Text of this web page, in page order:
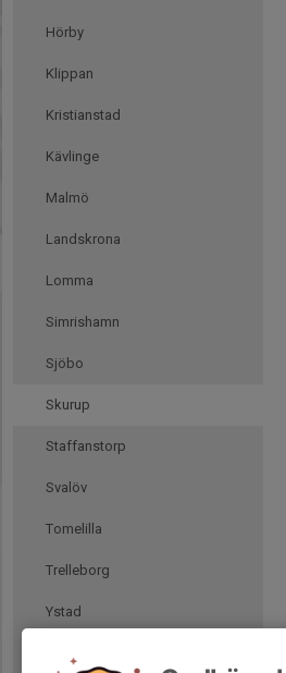
Hörby
Klippan
Kristianstad
Kävlinge
Malmö
Landskrona
Lomma
Simrishamn
Sjöbo
Skurup
Staffanstorp
Svalöv
Tomelilla
Trelleborg
Ystad